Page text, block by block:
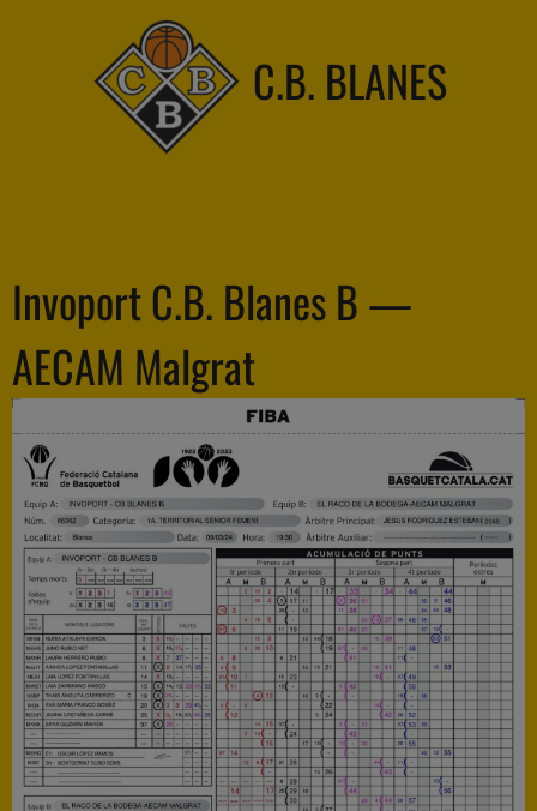
C.B. BLANES
Invoport C.B. Blanes B —
AECAM Malgrat